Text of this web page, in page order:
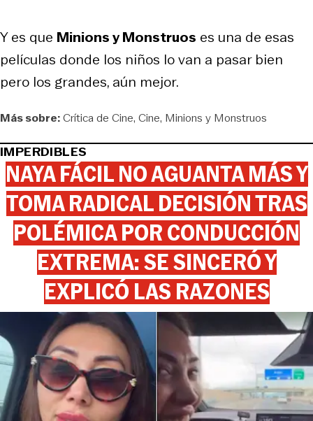
Y es que Minions y Monstruos es una de esas
películas donde los niños lo van a pasar bien
pero los grandes, aún mejor.
Más sobre:Crítica de Cine Cine Minions y Monstruos
IMPERDIBLES
NAYA FÁCIL NO AGUANTA MÁS Y
TOMA RADICAL DECISIÓN TRAS
POLÉMICA POR CONDUCCIÓN
EXTREMA: SE SINCERÓ Y
EXPLICÓ LAS RAZONES